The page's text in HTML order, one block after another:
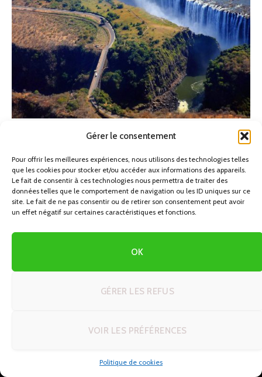
Gérer le consentement
Pour offrir les meilleures expériences, nous utilisons des technologies telles
que les cookies pour stocker et/ou accéder aux informations des appareils.
Le fait de consentir à ces technologies nous permettra de traiter des
données telles que le comportement de navigation ou les ID uniques sur ce
site. Le fait de ne pas consentir ou de retirer son consentement peut avoir
un effet négatif sur certaines caractéristiques et fonctions.
OK
GÉRER LES REFUS
VOIR LES PRÉFÉRENCES
Politique de cookies
Tourisme en autotour au Mexique
Autotour au Mexique : des